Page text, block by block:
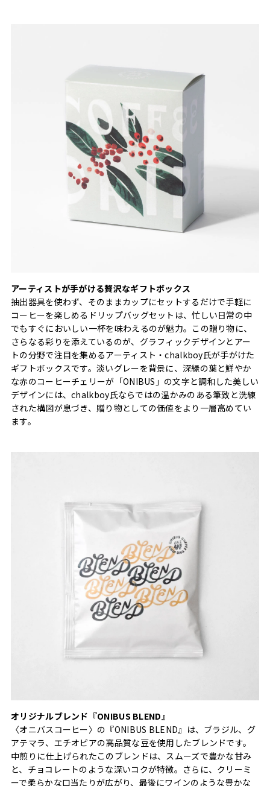
アーティストが手がける贅沢なギフトボックス
抽出器具を使わず、そのままカップにセットするだけで手軽に
コーヒーを楽しめるドリップバッグセットは、忙しい日常の中
でもすぐにおいしい一杯を味わえるのが魅力。この贈り物に、
さらなる彩りを添えているのが、グラフィックデザインとアー
トの分野で注目を集めるアーティスト・chalkboy氏が手がけた
ギフトボックスです。淡いグレーを背景に、深緑の葉と鮮やか
な赤のコーヒーチェリーが「ONIBUS」の文字と調和した美しい
デザインには、chalkboy氏ならではの温かみのある筆致と洗練
された構図が息づき、贈り物としての価値をより一層高めてい
ます。
オリジナルブレンド『ONIBUS BLEND』
〈オニバスコーヒー〉の『ONIBUS BLEND』は、ブラジル、グ
アテマラ、エチオピアの高品質な豆を使用したブレンドです。
中煎りに仕上げられたこのブレンドは、スムーズで豊かな甘み
と、チョコレートのような深いコクが特徴。さらに、クリーミ
ーで柔らかな口当たりが広がり、最後にワインのような豊かな